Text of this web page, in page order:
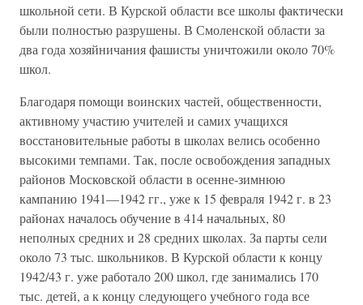
школьной сети. В Курской области все школы фактически
были полностью разрушены. В Смоленской области за
два года хозяйничания фашисты уничтожили около 70%
школ.
Благодаря помощи воинских частей, общественности,
активному участию учителей и самих учащихся
восстановительные работы в школах велись особенно
высокими темпами. Так, после освобождения западных
районов Московской области в осенне-зимнюю
кампанию 1941—1942 гг., уже к 15 февраля 1942 г. в 23
районах началось обучение в 414 начальных, 80
неполных средних и 28 средних школах. За парты сели
около 73 тыс. школьников. В Курской области к концу
1942/43 г. уже работало 200 школ, где занимались 170
тыс. детей, а к концу следующего учебного года все